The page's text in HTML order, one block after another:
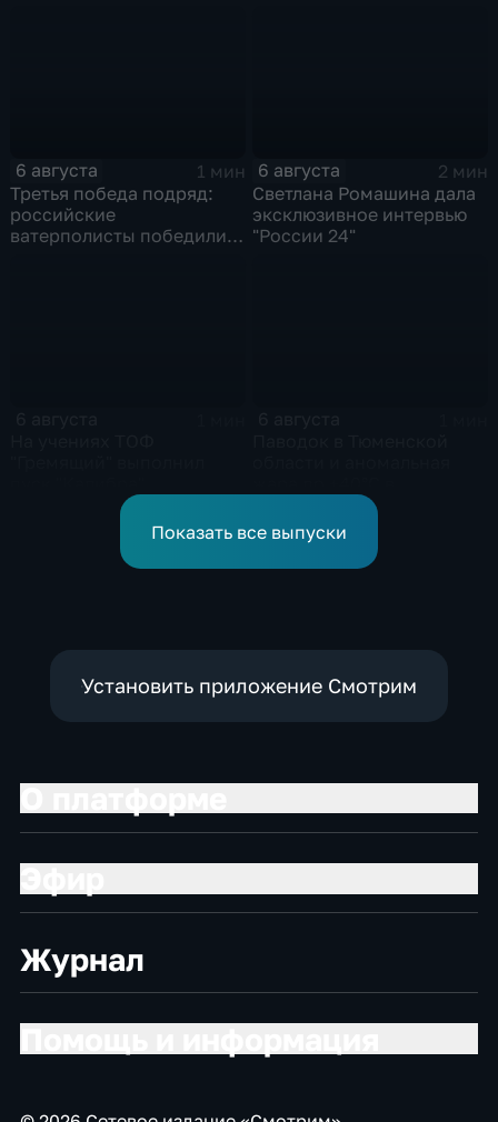
6 августа
1 мин
Третья победа подряд:
российские
ватерполисты победили
6 августа
2 мин
Светлана Ромашина дала
эксклюзивное интервью
"России 24"
Показать все выпуски
Установить приложение Смотрим
Журнал